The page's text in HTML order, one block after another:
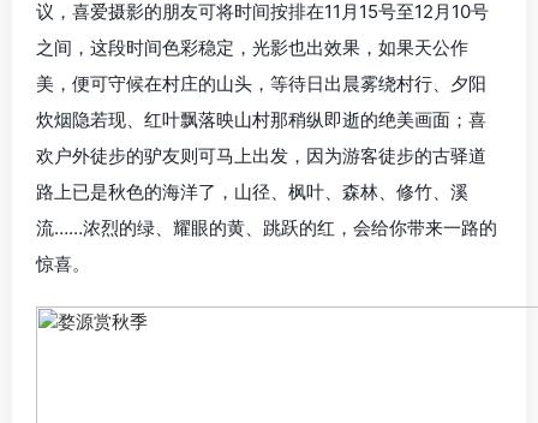
议，喜爱摄影的朋友可将时间按排在11月15号至12月10号
之间，这段时间色彩稳定，光影也出效果，如果天公作
美，便可守候在村庄的山头，等待日出晨雾绕村行、夕阳
炊烟隐若现、红叶飘落映山村那稍纵即逝的绝美画面；喜
欢户外徒步的驴友则可马上出发，因为游客徒步的古驿道
路上已是秋色的海洋了，山径、枫叶、森林、修竹、溪
流……浓烈的绿、耀眼的黄、跳跃的红，会给你带来一路的
惊喜。